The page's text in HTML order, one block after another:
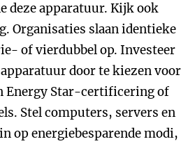
deze apparatuur. Kijk ook
Organisaties slaan identieke
of vierdubbel op. Investeer
door te kiezen voor
Energy Star-certificering of
Stel computers, servers en
op energiebesparende modi,